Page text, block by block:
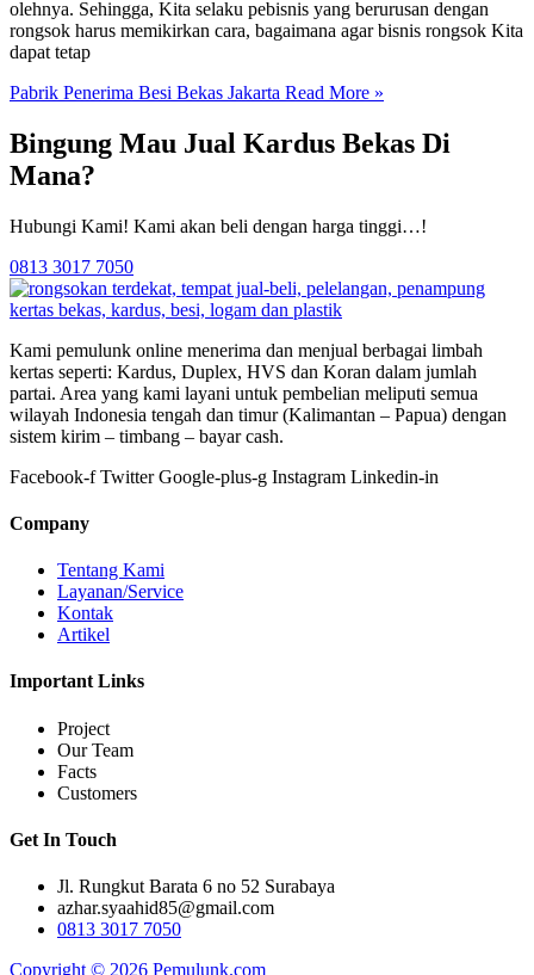
olehnya. Sehingga, Kita selaku pebisnis yang berurusan dengan
rongsok harus memikirkan cara, bagaimana agar bisnis rongsok Kita
dapat tetap
Pabrik Penerima Besi Bekas Jakarta Read More »
Bingung Mau Jual Kardus Bekas Di
Mana?
Hubungi Kami! Kami akan beli dengan harga tinggi…!
0813 3017 7050
Kami pemulunk online menerima dan menjual berbagai limbah
kertas seperti: Kardus, Duplex, HVS dan Koran dalam jumlah
partai. Area yang kami layani untuk pembelian meliputi semua
wilayah Indonesia tengah dan timur (Kalimantan – Papua) dengan
sistem kirim – timbang – bayar cash.
Facebook-f Twitter Google-plus-g Instagram Linkedin-in
Company
Tentang Kami
Layanan/Service
Kontak
Artikel
Important Links
Project
Our Team
Facts
Customers
Get In Touch
Jl. Rungkut Barata 6 no 52 Surabaya
azhar.syaahid85@gmail.com
0813 3017 7050
Copyright © 2026 Pemulunk.com